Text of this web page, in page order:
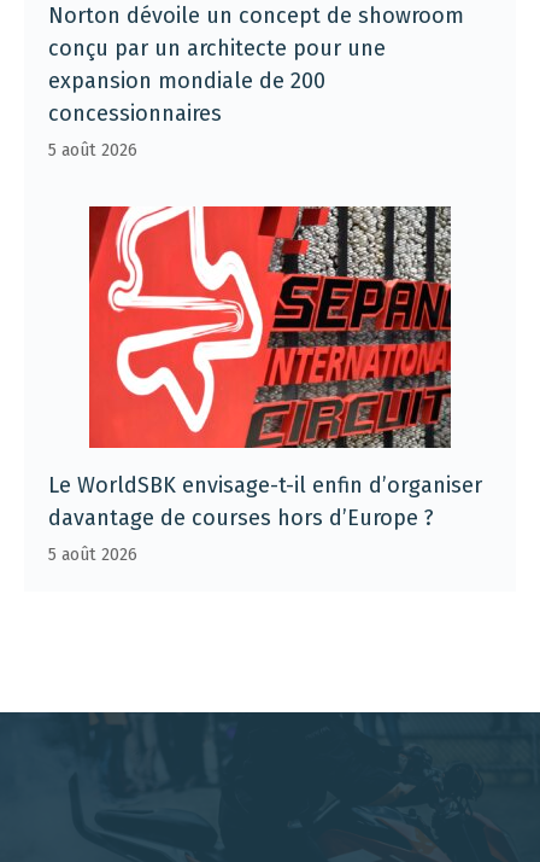
Norton dévoile un concept de showroom
conçu par un architecte pour une
expansion mondiale de 200
concessionnaires
5 août 2026
Le WorldSBK envisage-t-il enfin d’organiser
davantage de courses hors d’Europe ?
5 août 2026